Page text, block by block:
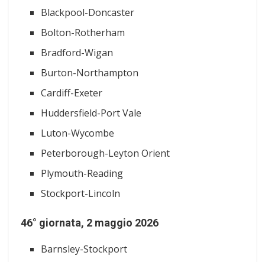
Blackpool-Doncaster
Bolton-Rotherham
Bradford-Wigan
Burton-Northampton
Cardiff-Exeter
Huddersfield-Port Vale
Luton-Wycombe
Peterborough-Leyton Orient
Plymouth-Reading
Stockport-Lincoln
46° giornata, 2 maggio 2026
Barnsley-Stockport